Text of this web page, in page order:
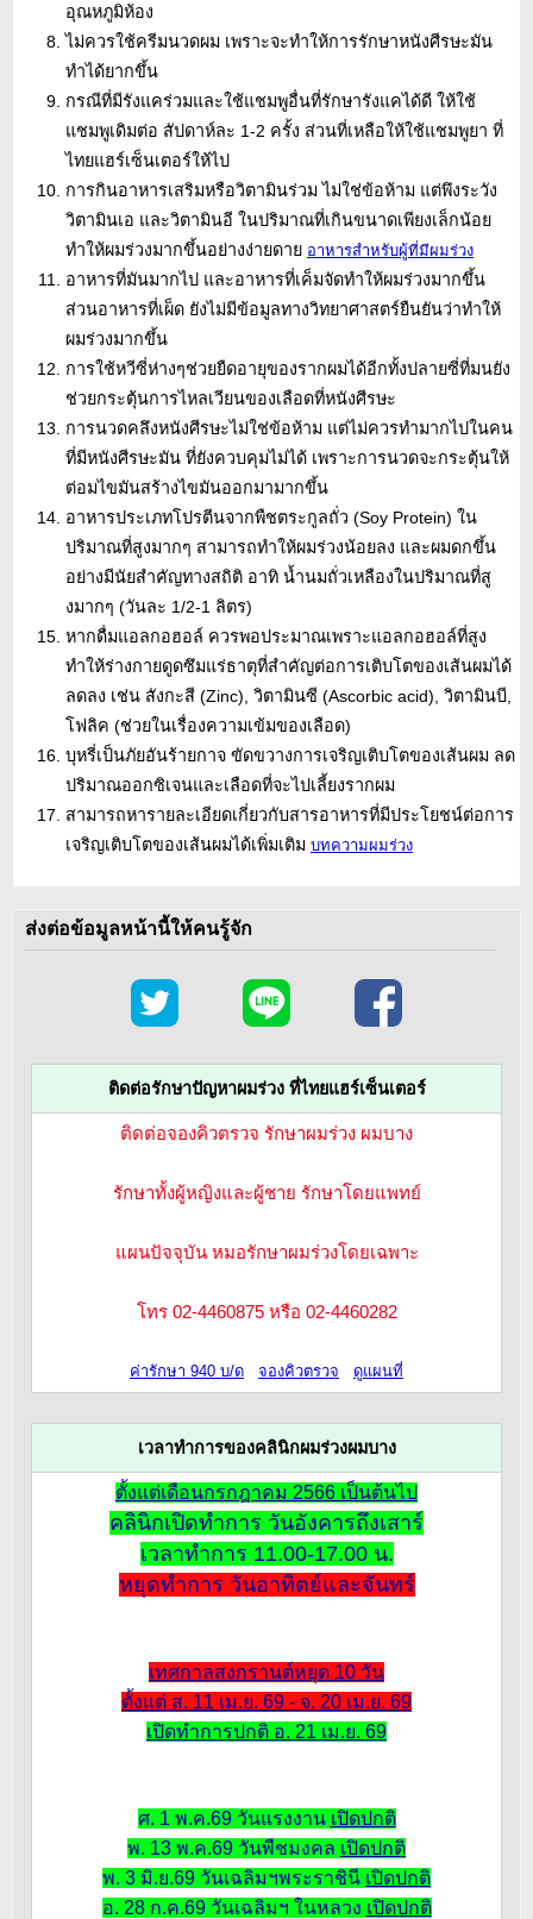
อุณหภูมิห้อง
ไม่ควรใช้ครีมนวดผม เพราะจะทำให้การรักษาหนังศีรษะมัน
ทำได้ยากขึ้น
กรณีที่มีรังแคร่วมและใช้แชมพูอื่นที่รักษารังแคได้ดี ให้ใช้
แชมพูเดิมต่อ สัปดาห์ละ 1-2 ครั้ง ส่วนที่เหลือให้ใช้แชมพูยา ที่
ไทยแฮร์เซ็นเตอร์ให้ไป
การกินอาหารเสริมหรือวิตามินร่วม ไม่ใช่ข้อห้าม แต่พึงระวัง
วิตามินเอ และวิตามินอี ในปริมาณที่เกินขนาดเพียงเล็กน้อย
ทำให้ผมร่วงมากขึ้นอย่างง่ายดาย อาหารสำหรับผู้ที่มีผมร่วง
อาหารที่มันมากไป และอาหารที่เค็มจัดทำให้ผมร่วงมากขึ้น
ส่วนอาหารที่เผ็ด ยังไม่มีข้อมูลทางวิทยาศาสตร์ยืนยันว่าทำให้
ผมร่วงมากขึ้น
การใช้หวีซี่ห่างๆช่วยยืดอายุของรากผมได้อีกทั้งปลายซี่ที่มนยัง
ช่วยกระตุ้นการไหลเวียนของเลือดที่หนังศีรษะ
การนวดคลึงหนังศีรษะไม่ใช่ข้อห้าม แต่ไม่ควรทำมากไปในคน
ที่มีหนังศีรษะมัน ที่ยังควบคุมไม่ได้ เพราะการนวดจะกระตุ้นให้
ต่อมไขมันสร้างไขมันออกมามากขึ้น
อาหารประเภทโปรตีนจากพืชตระกูลถั่ว (Soy Protein) ใน
ปริมาณที่สูงมากๆ สามารถทำให้ผมร่วงน้อยลง และผมดกขึ้น
อย่างมีนัยสำคัญทางสถิติ อาทิ น้ำนมถั่วเหลืองในปริมาณที่สู
งมากๆ (วันละ 1/2-1 ลิตร)
หากดื่มแอลกอฮอล์ ควรพอประมาณเพราะแอลกอฮอล์ที่สูง
ทำให้ร่างกายดูดซึมแร่ธาตุที่สำคัญต่อการเติบโตของเส้นผมได้
ลดลง เช่น สังกะสี (Zinc), วิตามินซี (Ascorbic acid), วิตามินบี,
โฟลิค (ช่วยในเรื่องความเข้มของเลือด)
บุหรี่เป็นภัยอันร้ายกาจ ขัดขวางการเจริญเติบโตของเส้นผม ลด
ปริมาณออกซิเจนและเลือดที่จะไปเลี้ยงรากผม
สามารถหารายละเอียดเกี่ยวกับสารอาหารที่มีประโยชน์ต่อการ
เจริญเติบโตของเส้นผมได้เพิ่มเติม บทความผมร่วง
ส่งต่อข้อมูลหน้านี้ให้คนรู้จัก
ติดต่อรักษาปัญหาผมร่วง ที่ไทยแฮร์เซ็นเตอร์
ติดต่อจองคิวตรวจ รักษาผมร่วง ผมบาง
รักษาทั้งผู้หญิงและผู้ชาย รักษาโดยแพทย์
แผนปัจจุบัน หมอรักษาผมร่วงโดยเฉพาะ
โทร 02-4460875 หรือ 02-4460282
ค่ารักษา 940 บ/ด จองคิวตรวจ ดูแผนที่
เวลาทำการของคลินิกผมร่วงผมบาง
ตั้งแต่เดือนกรกฎาคม 2566 เป็นต้นไป
คลินิกเปิดทำการ วันอังคารถึงเสาร์
เวลาทำการ 11.00-17.00 น.
หยุดทำการ วันอาทิตย์และจันทร์
เทศกาลสงกรานต์หยุด 10 วัน
ตั้งแต่ ส. 11 เม.ย. 69 - จ. 20 เม.ย. 69
เปิดทำการปกติ อ. 21 เม.ย. 69
ศ. 1 พ.ค.69 วันแรงงาน เปิดปกติ
พ. 13 พ.ค.69 วันพืชมงคล เปิดปกติ
พ. 3 มิ.ย.69 วันเฉลิมฯพระราชินี เปิดปกติ
อ. 28 ก.ค.69 วันเฉลิมฯ ในหลวง เปิดปกติ